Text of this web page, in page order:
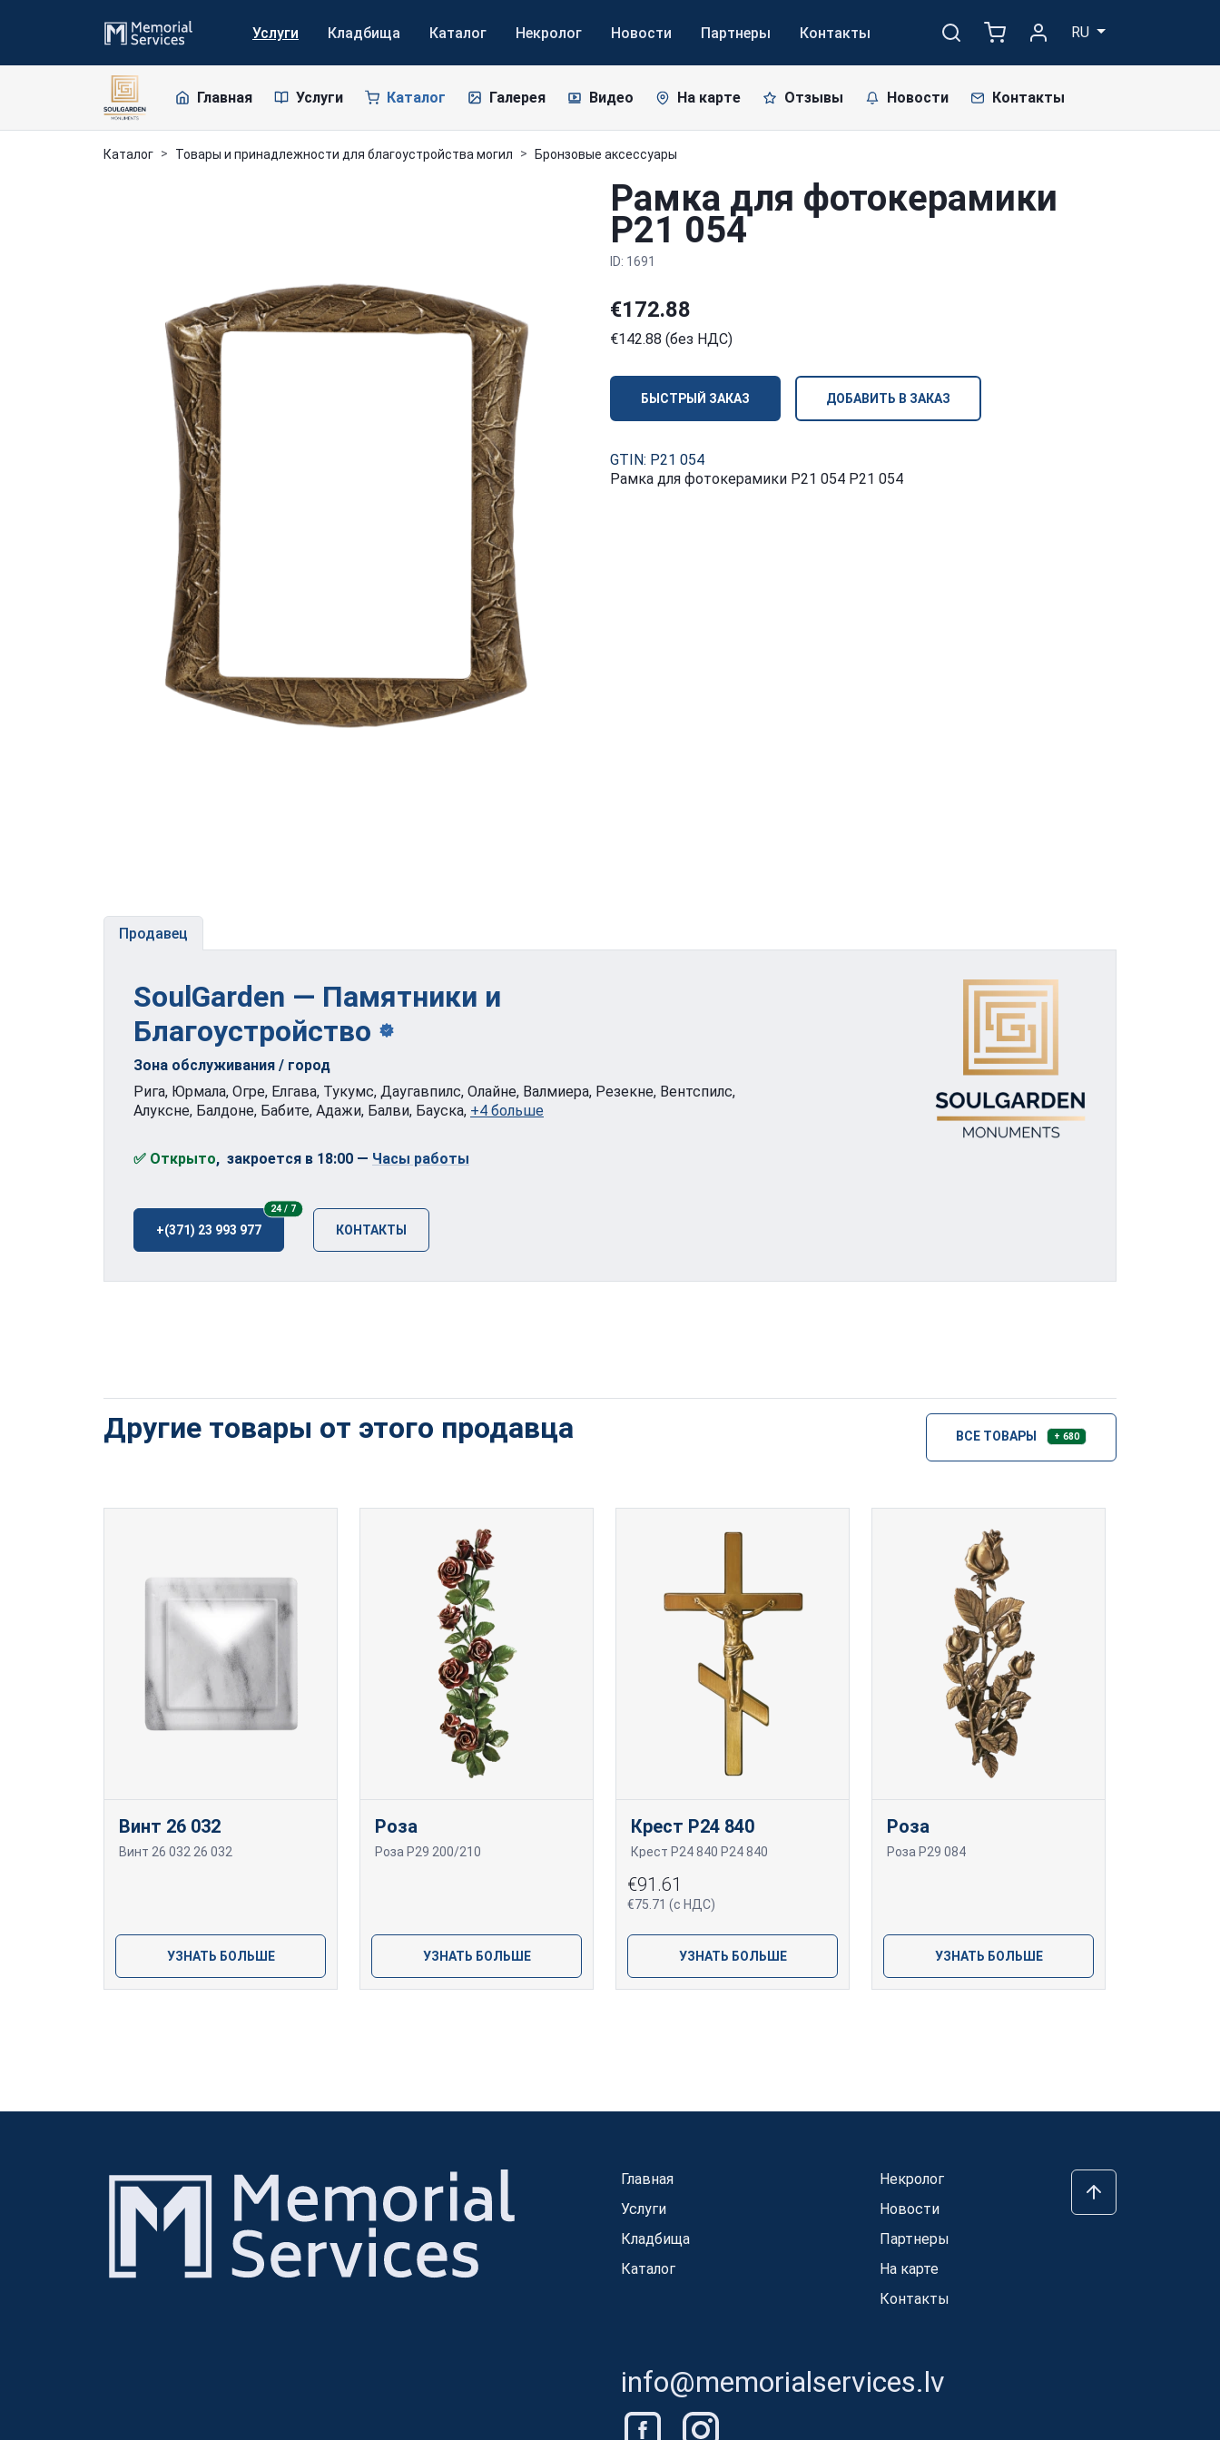
Услуги Кладбища Каталог Некролог Новости Партнеры Контакты RU
Главная Услуги Каталог Галерея Видео На карте Отзывы Новости Контакты
Каталог Товары и принадлежности для благоустройства могил Бронзовые аксессуары
Рамка для фотокерамики
P21 054
ID: 1691
€172.88
€142.88 (без НДС)
БЫСТРЫЙ ЗАКАЗ ДОБАВИТЬ В ЗАКАЗ
GTIN: P21 054
Рамка для фотокерамики P21 054 P21 054
Продавец
SoulGarden — Памятники и
Благоустройство
Зона обслуживания / город
Рига, Юрмала, Огре, Елгава, Тукумс, Даугавпилс, Олайне, Валмиера, Резекне, Вентспилс,
Алуксне, Балдоне, Бабите, Адажи, Балви, Бауска, +4 больше
✅ Открыто, закроется в 18:00 — Часы работы
+(371) 23 993 977
24 / 724/7
КОНТАКТЫ
Другие товары от этого продавца ВСЕ ТОВАРЫ + 680
Винт 26 032
Винт 26 032 26 032
УЗНАТЬ БОЛЬШЕ
Роза
Роза P29 200/210
УЗНАТЬ БОЛЬШЕ
Крест P24 840
Крест P24 840 P24 840
€91.61
€75.71 (с НДС)
УЗНАТЬ БОЛЬШЕ
Роза
Роза P29 084
УЗНАТЬ БОЛЬШЕ
Главная
Услуги
Кладбища
Каталог
Некролог
Новости
Партнеры
На карте
Контакты
info@memorialservices.lv